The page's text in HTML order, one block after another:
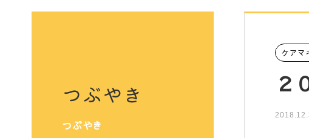
つぶやき
つぶやき
ケアマ
２